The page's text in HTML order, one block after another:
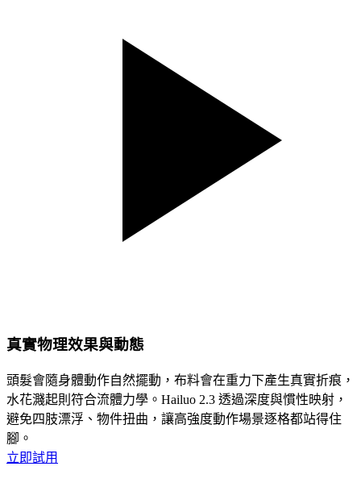
真實物理效果與動態
頭髮會隨身體動作自然擺動，布料會在重力下產生真實折痕，
水花濺起則符合流體力學。Hailuo 2.3 透過深度與慣性映射，
避免四肢漂浮、物件扭曲，讓高強度動作場景逐格都站得住
腳。
立即試用